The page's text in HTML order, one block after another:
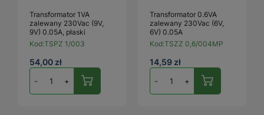
Transformator 1VA
zalewany 230Vac (9V,
9V) 0.05A, płaski
Kod:TSPZ 1/003
54,00 zł
- +
Transformator 0.6VA
zalewany 230Vac (6V,
6V) 0.05A
Kod:TSZZ 0,6/004MP
14,59 zł
- +